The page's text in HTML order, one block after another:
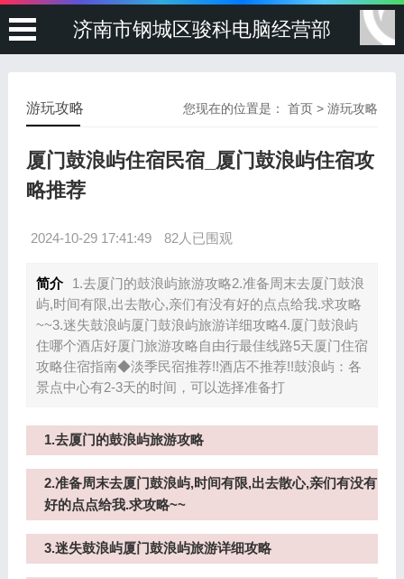
济南市钢城区骏科电脑经营部
您现在的位置是：首页 >游玩攻略
游玩攻略
厦门鼓浪屿住宿民宿_厦门鼓浪屿住宿攻
略推荐
2024-10-29 17:41:49 82人已围观
简介
1.去厦门的鼓浪屿旅游攻略2.准备周末去厦门鼓浪
屿,时间有限,出去散心,亲们有没有好的点点给我.求攻略
~~3.迷失鼓浪屿厦门鼓浪屿旅游详细攻略4.厦门鼓浪屿
住哪个酒店好厦门旅游攻略自由行最佳线路5天厦门住宿
攻略住宿指南◆淡季民宿推荐!!酒店不推荐!!鼓浪屿：各
景点中心有2-3天的时间，可以选择准备打
1.去厦门的鼓浪屿旅游攻略
2.准备周末去厦门鼓浪屿,时间有限,出去散心,亲们有没有
好的点点给我.求攻略~~
3.迷失鼓浪屿厦门鼓浪屿旅游详细攻略